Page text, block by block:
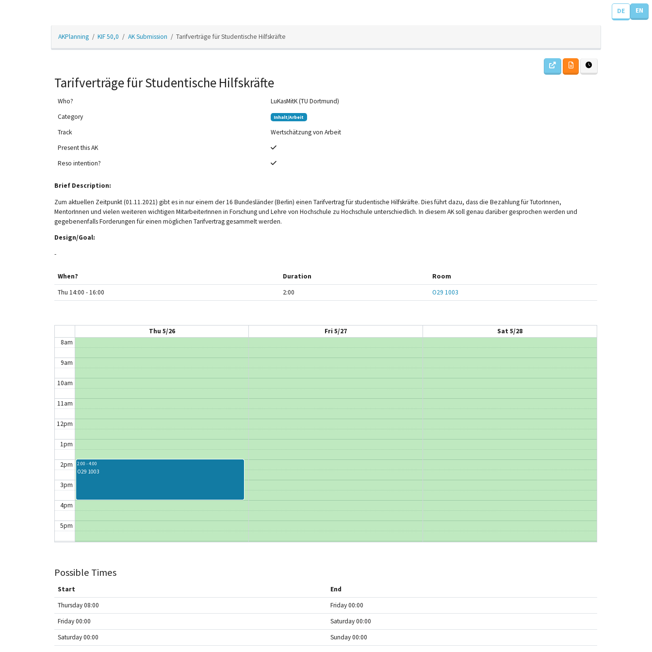
DE EN
AKPlanning KIF 50,0 AK Submission Tarifverträge für Studentische Hilfskräfte
Tarifverträge für Studentische Hilfskräfte
Who?
LuKasMitK (TU Dortmund)
Category
Inhalt/Arbeit
Track
Wertschätzung von Arbeit
Present this AK
Reso intention?
Brief Description:
Zum aktuellen Zeitpunkt (01.11.2021) gibt es in nur einem der 16 Bundesländer (Berlin) einen Tarifvertrag für studentische Hilfskräfte. Dies führt dazu, dass die Bezahlung für TutorInnen,
MentorInnen und vielen weiteren wichtigen MitarbeiterInnen in Forschung und Lehre von Hochschule zu Hochschule unterschiedlich. In diesem AK soll genau darüber gesprochen werden und
gegebenenfalls Forderungen für einen möglichen Tarifvertrag gesammelt werden.
Design/Goal:
-
When? Duration
Room
Thu 14:00 - 16:00
2:00 O29 1003
Thu 5/26 Fri 5/27 Sat 5/28
1am
2am
3am
5am
6am
8am
9am
10am
11am
12pm
1pm
2pm
3pm
4pm
5pm
8pm
9pm
10pm
11pm
2:00 - 4:00
O29 1003
Possible Times
Start
End
Thursday 08:00
Friday 00:00
Friday 00:00
Saturday 00:00
Saturday 00:00
Sunday 00:00